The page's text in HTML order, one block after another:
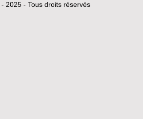
2025 - Tous droits réservés